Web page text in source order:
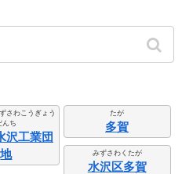
さわこうぎょう
んち
沢工業団
地
たが
多賀
みずさわくたが
水沢区多賀